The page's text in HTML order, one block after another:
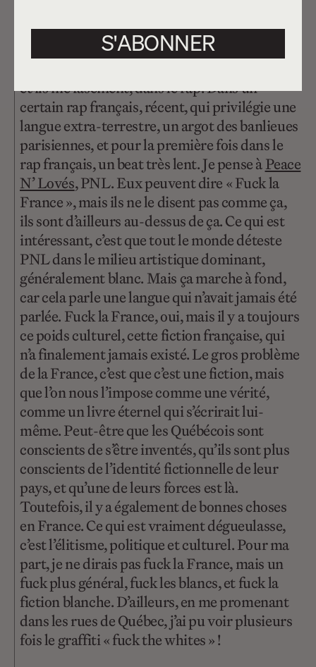
forme de ressentiment culturel ?
et ils me fascinent, dans le rap. Dans un
certain rap français, récent, qui privilégie une
langue extra-terrestre, un argot des banlieues
parisiennes, et pour la première fois dans le
rap français, un beat très lent. Je pense àPeace
N’ Lovés, PNL. Eux peuvent dire « Fuck la
France », mais ils ne le disent pas comme ça,
ils sont d’ailleurs au-dessus de ça. Ce qui est
intéressant, c’est que tout le monde déteste
PNL dans le milieu artistique dominant,
généralement blanc. Mais ça marche à fond,
car cela parle une langue qui n’avait jamais été
parlée. Fuck la France, oui, mais il y a toujours
ce poids culturel, cette fiction française, qui
n’a finalement jamais existé. Le gros problème
de la France, c’est que c’est une fiction, mais
que l’on nous l’impose comme une vérité,
comme un livre éternel qui s’écrirait lui-
même. Peut-être que les Québécois sont
conscients de s’être inventés, qu’ils sont plus
conscients de l’identité fictionnelle de leur
pays, et qu’une de leurs forces est là.
Toutefois, il y a également de bonnes choses
en France. Ce qui est vraiment dégueulasse,
c’est l’élitisme, politique et culturel. Pour ma
part, je ne dirais pas fuck la France, mais un
fuck plus général, fuck les blancs, et fuck la
fiction blanche. D’ailleurs, en me promenant
dans les rues de Québec, j’ai pu voir plusieurs
fois le graffiti « fuck the whites » !
S'ABONNER